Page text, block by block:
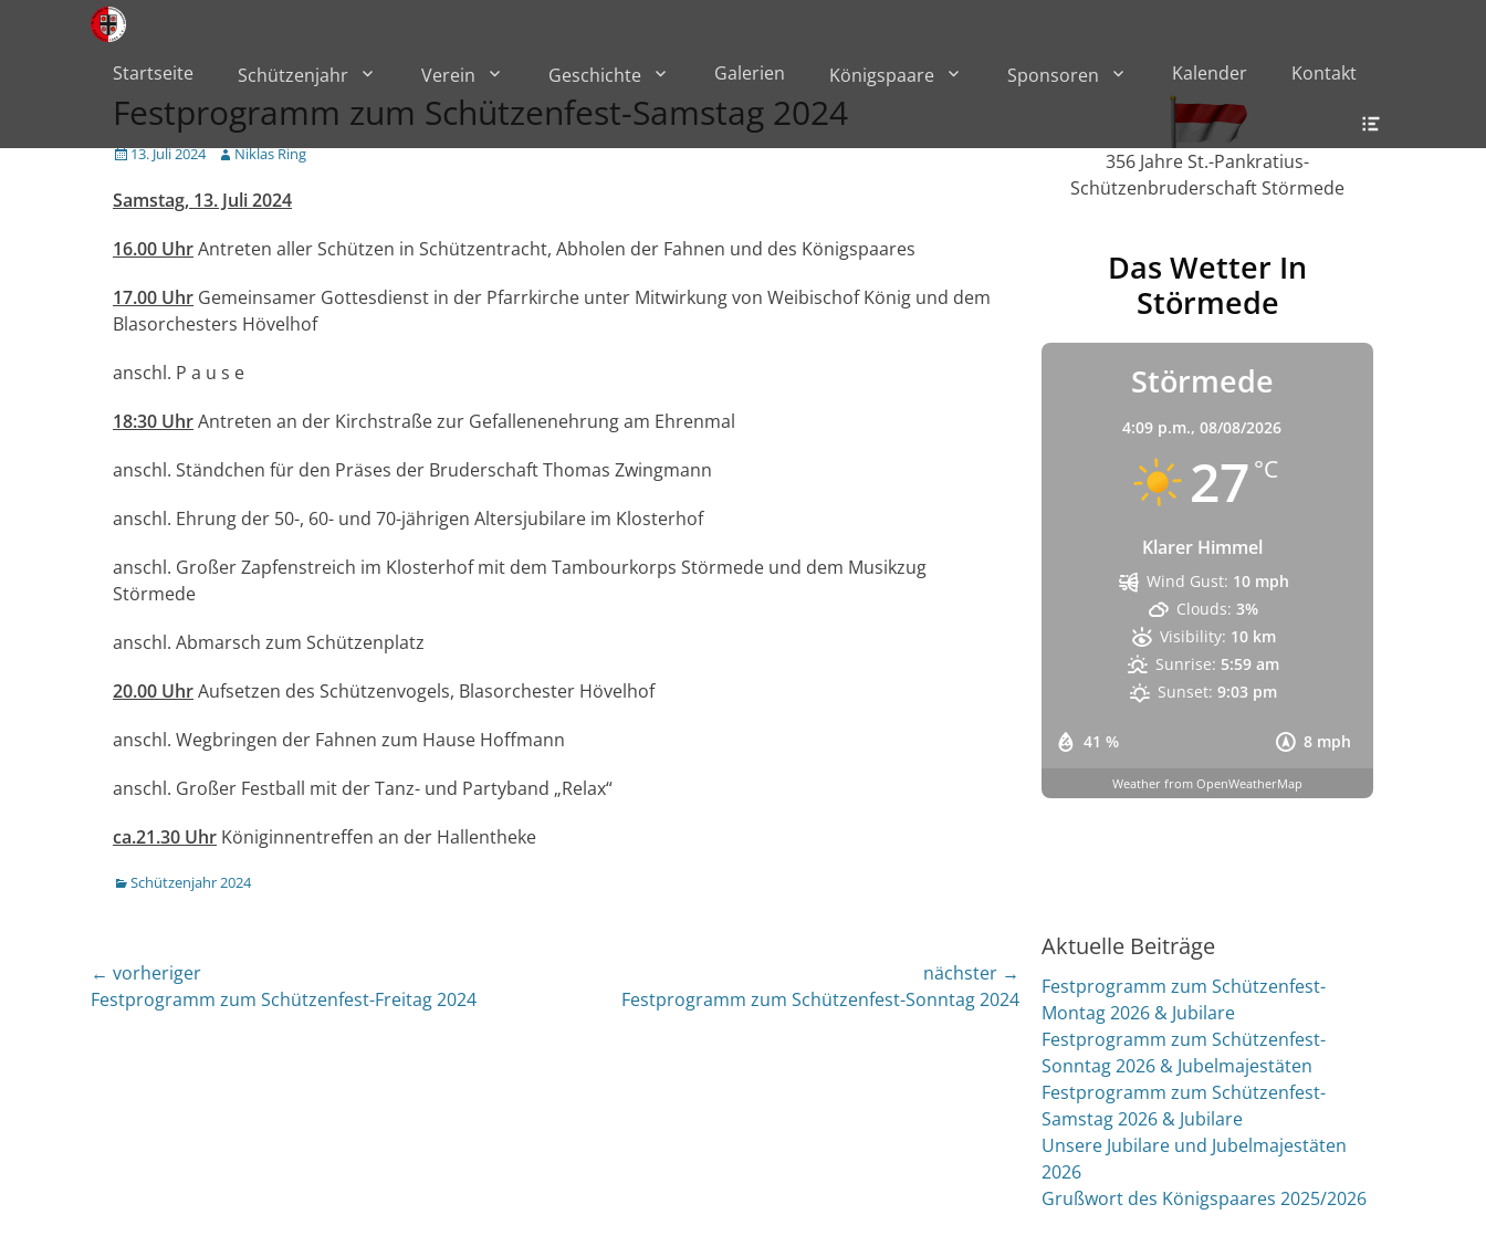
zum
Inhalt
überspringen
Primärmenü
Startseite Schützenjahr Verein Geschichte Galerien Königspaare Sponsoren Kalender Kontakt
Festprogramm zum Schützenfest-Samstag 2024
Veröffentlicht
13. Juli 2024 Author
Niklas Ring
Samstag, 13. Juli 2024
16.00 UhrAntreten aller Schützen in Schützentracht, Abholen der Fahnen und des Königspaares
17.00 Uhr Gemeinsamer Gottesdienst in der Pfarrkirche unter Mitwirkung von Weibischof König und dem
Blasorchesters Hövelhof
anschl. P a u s e
18:30 UhrAntreten an der Kirchstraße zur Gefallenenehrung am Ehrenmal
anschl. Ständchen für den Präses der Bruderschaft Thomas Zwingmann
anschl. Ehrung der 50-, 60- und 70-jährigen Altersjubilare im Klosterhof
anschl. Großer Zapfenstreich im Klosterhof mit dem Tambourkorps Störmede und dem Musikzug
Störmede
anschl. Abmarsch zum Schützenplatz
20.00 UhrAufsetzen des Schützenvogels, Blasorchester Hövelhof
anschl. Wegbringen der Fahnen zum Hause Hoffmann
anschl. Großer Festball mit der Tanz- und Partyband „Relax“
ca.21.30 Uhr Königinnentreffen an der Hallentheke
Kategorien
Schützenjahr 2024
Beitragsnavigation
← vorheriger
Vorheriger
Festprogramm zum Schützenfest-Freitag 2024
nächster →
nächsterFestprogramm zum Schützenfest-Sonntag 2024
356 Jahre St.-Pankratius-
Schützenbruderschaft Störmede
Das Wetter In
Störmede
Störmede
4:09 p.m., 08/08/2026
27 °C
Klarer Himmel
41 % 8 mph
Wind Gust: 10 mph
Clouds: 3%
Visibility: 10 km
Sunrise: 5:59 am
Sunset: 9:03 pm
Weather from OpenWeatherMap
Aktuelle Beiträge
Festprogramm zum Schützenfest-
Montag 2026 & Jubilare
Festprogramm zum Schützenfest-
Sonntag 2026 & Jubelmajestäten
Festprogramm zum Schützenfest-
Samstag 2026 & Jubilare
Unsere Jubilare und Jubelmajestäten
2026
Grußwort des Königspaares 2025/2026